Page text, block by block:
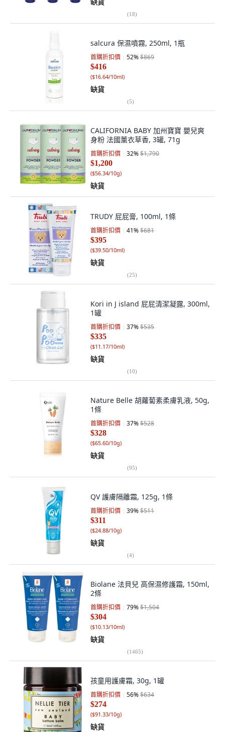
(18)
salcura 保濕噴霧, 250ml, 1瓶
首購折扣價 52%$869
$416
($16.64/10ml)
缺貨
(5)
CALIFORNIA BABY 加州寶寶 嬰兒爽
身粉 法國薰衣草香, 3罐, 71g
首購折扣價 32%$1,790
$1,200
($56.34/10g)
缺貨
TRUDY 屁屁膏, 100ml, 1條
首購折扣價 41%$681
$395
($39.50/10ml)
缺貨
(25)
Kori in J island 屁屁清潔凝露, 300ml,
1罐
首購折扣價 37%$535
$335
($11.17/10ml)
缺貨
(10)
Nature Belle 胡蘿蔔素柔膚乳液, 50g,
1條
首購折扣價 37%$528
$328
($65.60/10g)
缺貨
(95)
QV 護膚隔離霜, 125g, 1條
首購折扣價 39%$511
$311
($24.88/10g)
缺貨
(4)
Biolane 法貝兒 高保濕修護霜, 150ml,
2條
首購折扣價 79%$1,504
$304
($10.13/10ml)
缺貨
(1465)
孩童用護膚霜, 30g, 1罐
首購折扣價 56%$634
$274
($91.33/10g)
缺貨